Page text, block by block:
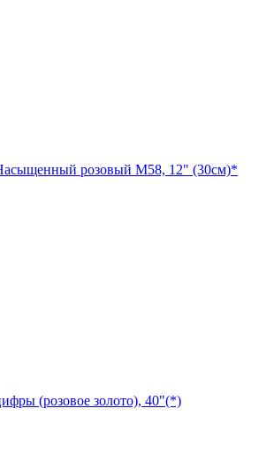
розовый М58, 12" (30см)*
(розовое золото), 40"(*)